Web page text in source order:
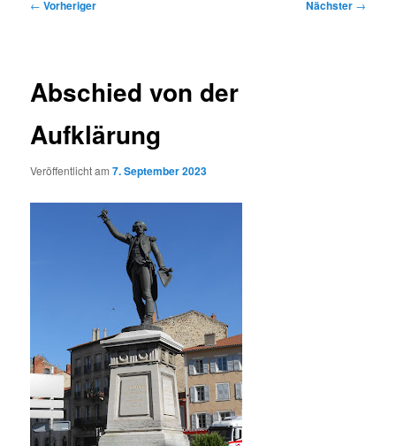
Beitragsnavigation
← Vorheriger Nächster →
Abschied von der
Aufklärung
Veröffentlicht am7. September 2023